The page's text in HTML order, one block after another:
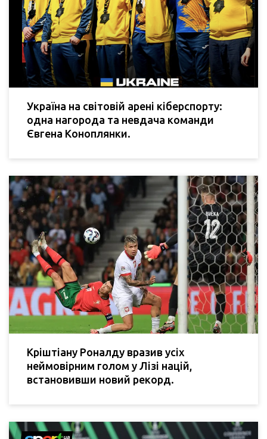
Україна на світовій арені кіберспорту:
одна нагорода та невдача команди
Євгена Коноплянки.
Кріштіану Роналду вразив усіх
неймовірним голом у Лізі націй,
встановивши новий рекорд.